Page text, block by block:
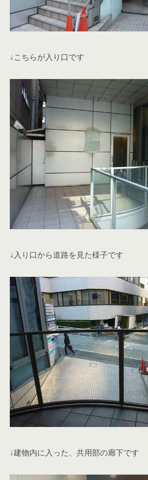
↓こちらが入り口です
↓入り口から道路を見た様子です
↓建物内に入った、共用部の廊下です